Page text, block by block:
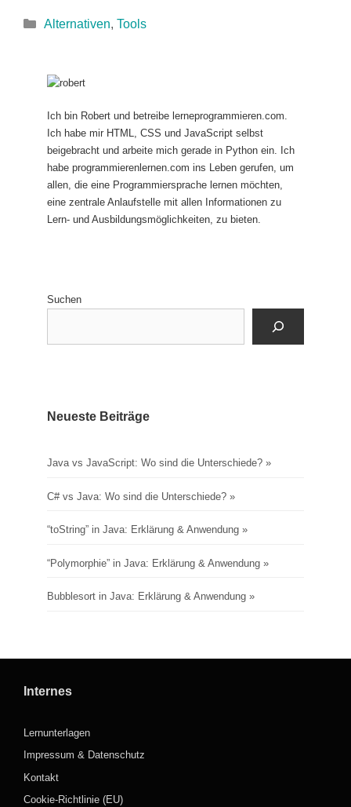
Kategorien
Alternativen, Tools
Ich bin Robert und betreibe lerneprogrammieren.com.
Ich habe mir HTML, CSS und JavaScript selbst
beigebracht und arbeite mich gerade in Python ein. Ich
habe programmierenlernen.com ins Leben gerufen, um
allen, die eine Programmiersprache lernen möchten,
eine zentrale Anlaufstelle mit allen Informationen zu
Lern- und Ausbildungsmöglichkeiten, zu bieten.
Suchen
Neueste Beiträge
Java vs JavaScript: Wo sind die Unterschiede?
C# vs Java: Wo sind die Unterschiede?
“toString” in Java: Erklärung & Anwendung
“Polymorphie” in Java: Erklärung & Anwendung
Bubblesort in Java: Erklärung & Anwendung
Internes
Lernunterlagen
Impressum & Datenschutz
Kontakt
Cookie-Richtlinie (EU)